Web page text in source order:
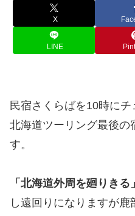
X
LINE
民宿さくらばを10時に
北海道ツーリング最後の
す。
「北海道外周を廻りきる」
し遠回りになりますが